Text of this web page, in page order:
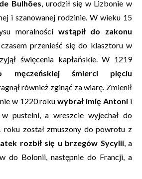
Bulhões, urodził się w Lizbonie w
i szanowanej rodzinie. W wieku 15
moralności wstąpił do zakonu
przenieść się do klasztoru w
święcenia kapłańskie. W 1219
męczeńskiej śmierci pięciu
również zginąć za wiarę. Zmienił
w 1220 rokuwybrał imię Antoni i
pustelni, a wreszcie wyjechał do
roku został zmuszony do powrotu z
rozbił się u brzegów Sycylii, a
do Bolonii, następnie do Francji, a